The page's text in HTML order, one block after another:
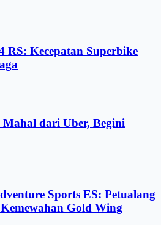
Kecepatan Superbike
dari Uber, Begini
Sports ES: Petualang
Gold Wing